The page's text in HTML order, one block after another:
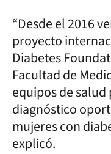
“Desde el 2016
proyecto
Diabetes
Facultad de
equipos de
diagnóstico
mujeres con
explicó.